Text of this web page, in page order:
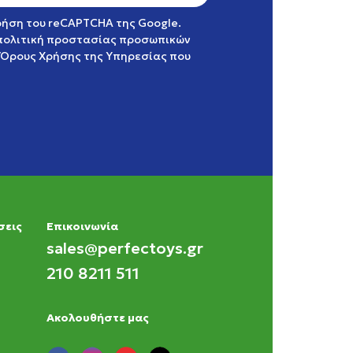
του reCAPTCHA της Google.
προστασίας προσωπικών
Όρους Χρήσης της Υπηρεσίας που
Eπικοινωνία
sales@perfectoys.gr
210 8211 511
Ακολουθήστε μας